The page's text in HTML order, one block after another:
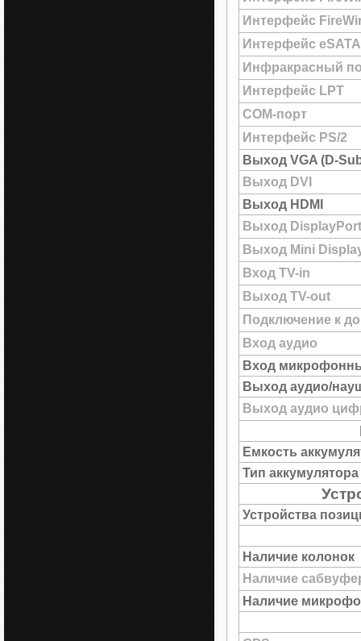
Интерфейс
Интерфейс eSATA
Инфракрасный
Интерфейс LPT
COM-порт
Интерфейс PS/2
Выход VGA (D-
Выход DVI
Выход HDMI
Выход DisplayPort
Выход Mini
Вход TV-in
Выход TV-out
Подключение к
Вход аудио
Вход
Выход аудио/
Выход аудио
Емкость
Тип аккумулятора
Устройства
Наличие колонок
Наличие
Наличие